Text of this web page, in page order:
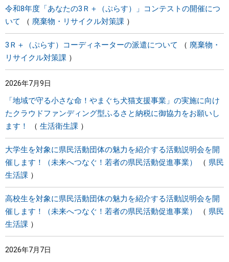
令和8年度「あなたの3Ｒ＋（ぷらす）」コンテストの開催につ
いて
廃棄物・リサイクル対策課
3Ｒ＋（ぷらす）コーディネーターの派遣について
廃棄物・
リサイクル対策課
2026年7月9日
「地域で守る小さな命！やまぐち犬猫支援事業」の実施に向け
たクラウドファンディング型ふるさと納税に御協力をお願いし
ます！
生活衛生課
大学生を対象に県民活動団体の魅力を紹介する活動説明会を開
催します！（未来へつなぐ！若者の県民活動促進事業）
県民
生活課
高校生を対象に県民活動団体の魅力を紹介する活動説明会を開
催します！（未来へつなぐ！若者の県民活動促進事業）
県民
生活課
2026年7月7日